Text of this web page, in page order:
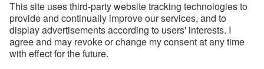
litsentsi alusel.
Apple, Apple‘i logo ja Apple Watch on ettevõtte Apple Inc. kaubamärgid.
Google Play ja Google Play logo on Google LLC kaubamärgid.